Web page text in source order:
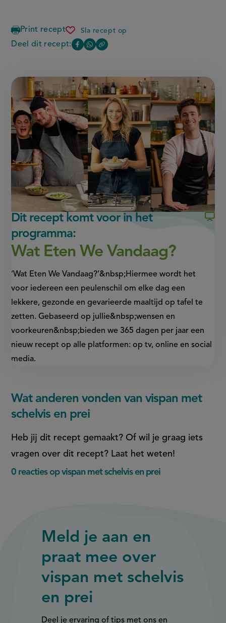
Print recept Sla recept op
vispan
met
schelvis
Deel dit recept:
Deel
pagina
op
Facebook
(opent
in
nieuw
venster,
externe
link)
Deel
pagina
op
WhatsApp
(opent
in
nieuw
venster,
externe
link)
Copy
of
this
page
Dit recept komt voor in het
programma:
Wat Eten We Vandaag?
‘Wat Eten We Vandaag?’&nbsp;Hiermee wordt het
voor iedereen een peulenschil om elke dag een
lekkere, gezonde en gevarieerde maaltijd op tafel te
zetten. Gebaseerd op jullie&nbsp;wensen en
voorkeuren&nbsp;bieden we 365 dagen per jaar een
nieuw recept op alle platformen: op tv, online en social
media.
Wat anderen vonden van vispan met
schelvis en prei
Heb jij dit recept gemaakt? Of wil je graag iets
vragen over dit recept? Laat het weten!
0 reacties op vispan met schelvis en prei
Meld je aan en
praat mee over
vispan met schelvis
en prei
Deel je ervaring of tips met ons en